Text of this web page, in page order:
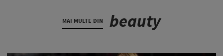
MAI MULTE DIN beauty